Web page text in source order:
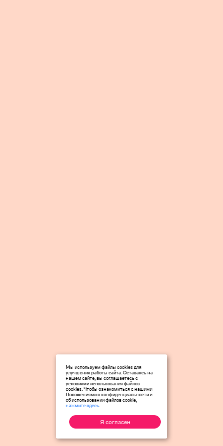
Мы используем файлы cookies для
улучшения работы сайта. Оставаясь на
нашем сайте, вы соглашаетесь с
условиями использования файлов
cookies. Чтобы ознакомиться с нашими
Положениями о конфиденциальности и
об использовании файлов cookie,
нажмите здесь.
Я согласен